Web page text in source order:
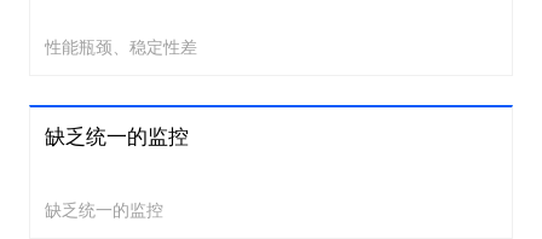
性能瓶颈、稳定性差
缺乏统一的监控
缺乏统一的监控